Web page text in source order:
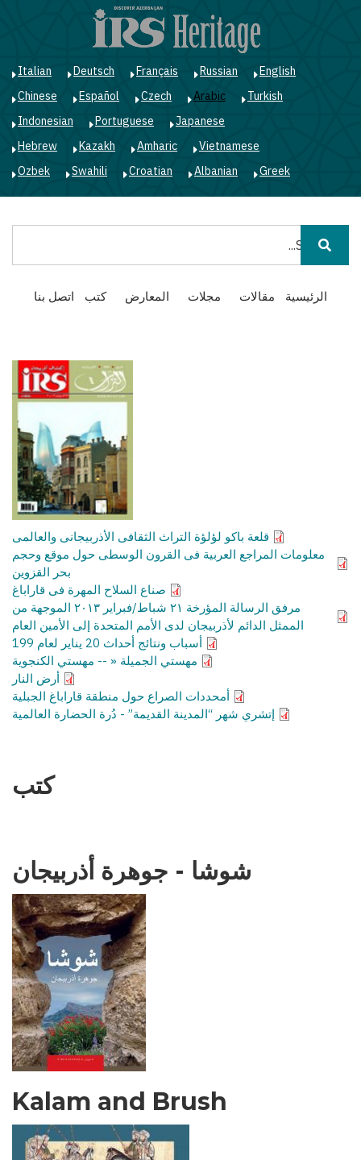
English
Russian
Français
Deutsch
Italian
Turkish
Arabic
Czech
Español
Chinese
Japanese
Portuguese
Indonesian
Vietnamese
Amharic
Kazakh
Hebrew
Greek
Albanian
Croatian
Swahili
Ozbek
Main
navigation
الرئيسية مقالات مجلات المعارض كتب اتصل بنا
قلعة باكو لؤلؤة التراث الثقافى الأذربيجانى والعالمى
معلومات المراجع العربية فى القرون الوسطى حول موقع وحجم
بحر القزوين
صناع السلاح المهرة فى قاراباغ
مرفق الرسالة المؤرخة ٢١ شباط/فبراير ٢٠١٣ الموجهة من
الممثل الدائم لأذربيجان لدى الأمم المتحدة إلى الأمين العام
أسباب ونتائج أحداث 20 يناير لعام 199
مهستي الجميلة « -- مهستي الكنجوية
أرض النار
أمحددات الصراع حول منطقة قاراباغ الجبلية
إتشري شهر “المدينة القديمة” - دُرة الحضارة العالمية
كتب
شوشا - جوهرة أذربيجان
Kalam and Brush